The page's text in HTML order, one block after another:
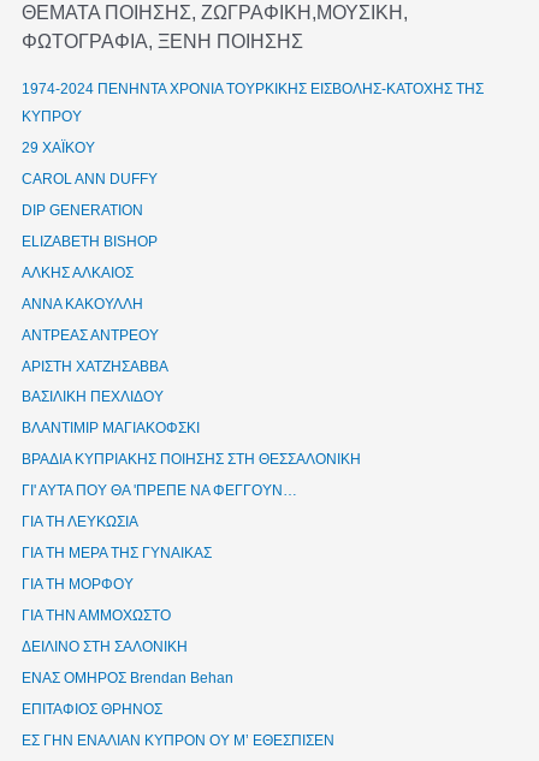
ΘΕΜΑΤΑ ΠΟΙΗΣΗΣ, ΖΩΓΡΑΦΙΚΗ,ΜΟΥΣΙΚΗ,
ΦΩΤΟΓΡΑΦΙΑ, ΞΕΝΗ ΠΟΙΗΣΗΣ
1974-2024 ΠΕΝΗΝΤΑ ΧΡΟΝΙΑ ΤΟΥΡΚΙΚΗΣ ΕΙΣΒΟΛΗΣ-ΚΑΤΟΧΗΣ ΤΗΣ
ΚΥΠΡΟΥ
29 ΧΑΪΚΟΥ
CAROL ANN DUFFY
DIP GENERATION
ELIZABETH BISHOP
ΑΛΚΗΣ ΑΛΚΑΙΟΣ
ΑΝΝΑ ΚΑΚΟΥΛΛΗ
ΑΝΤΡΕΑΣ ΑΝΤΡΕΟΥ
ΑΡΙΣΤΗ ΧΑΤΖΗΣΑΒΒΑ
ΒΑΣΙΛΙΚΗ ΠΕΧΛΙΔΟΥ
ΒΛΑΝΤΙΜΙΡ ΜΑΓΙΑΚΟΦΣΚΙ
ΒΡΑΔΙΑ ΚΥΠΡΙΑΚΗΣ ΠΟΙΗΣΗΣ ΣΤΗ ΘΕΣΣΑΛΟΝΙΚΗ
ΓΙ' ΑΥΤΑ ΠΟΥ ΘΑ 'ΠΡΕΠΕ ΝΑ ΦΕΓΓΟΥΝ…
ΓΙΑ ΤΗ ΛΕΥΚΩΣΙΑ
ΓΙΑ ΤΗ ΜΕΡΑ ΤΗΣ ΓΥΝΑΙΚΑΣ
ΓΙΑ ΤΗ ΜΟΡΦΟΥ
ΓΙΑ ΤΗΝ ΑΜΜΟΧΩΣΤΟ
ΔΕΙΛΙΝΟ ΣΤΗ ΣΑΛΟΝΙΚΗ
ΕΝΑΣ ΟΜΗΡΟΣ Brendan Behan
ΕΠΙΤΑΦΙΟΣ ΘΡΗΝΟΣ
ΕΣ ΓΗΝ ΕΝΑΛΙΑΝ ΚΥΠΡΟΝ ΟΥ Μ’ ΕΘΕΣΠΙΣΕΝ